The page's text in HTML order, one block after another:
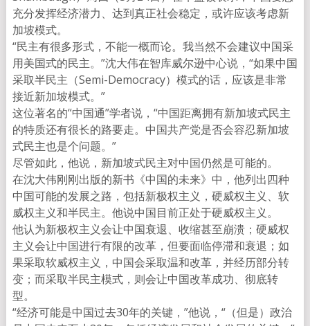
充分发挥经济潜力、达到真正社会稳定，或许应该考虑新
加坡模式。
“民主有很多形式，不能一概而论。我当然不会建议中国采
用美国式的民主。”沈大伟在智库威尔逊中心说，“如果中国
采取半民主（Semi-Democracy）模式的话，应该是非常
接近新加坡模式。”
这位著名的“中国通”学者说，“中国距离拥有新加坡式民主
的特质还有很长的路要走。中国共产党是否会容忍新加坡
式民主也是个问题。”
尽管如此，他说，新加坡式民主对中国仍然是可能的。
在沈大伟刚刚出版的新书《中国的未来》中，他列出四种
中国可能的发展之路，包括新极权主义，硬威权主义、软
威权主义和半民主。他说中国目前正处于硬威权主义。
他认为新极权主义会让中国衰退、收缩甚至崩溃；硬威权
主义会让中国进行有限的改革，但要面临停滞和衰退；如
果采取软威权主义，中国会采取温和改革，并经历部分转
变；而采取半民主模式，则会让中国改革成功、彻底转
型。
“经济可能是中国过去30年的关键，”他说，“（但是）政治